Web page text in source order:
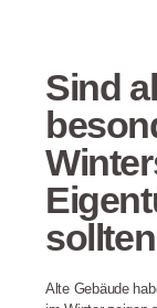
Sind
sollten
Alte Gebäude